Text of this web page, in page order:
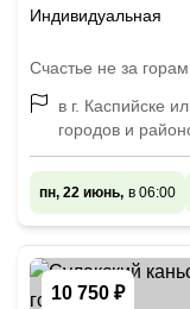
Индивидуальная
Счастье не за
в г. Каспийске
городов и
оплачивается
пн, 22 июнь, в 06:00
10 750 ₽